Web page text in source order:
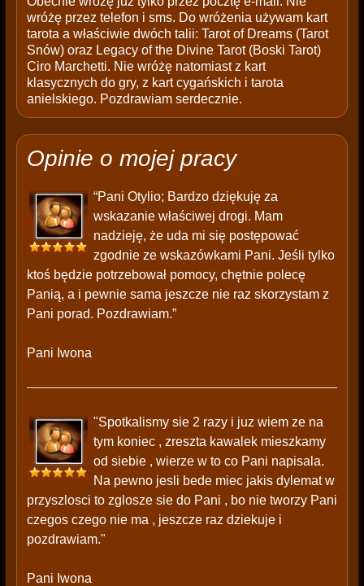
wróżę przez telefon i sms. Do wróżenia używam kart
tarota a właściwie dwóch talii: Tarot of Dreams (Tarot
Snów) oraz Legacy of the Divine Tarot (Boski Tarot)
Ciro Marchetti. Nie wróżę natomiast z kart
klasycznych do gry, z kart cygańskich i tarota
anielskiego. Pozdrawiam serdecznie.
Opinie o mojej pracy
“Pani Otylio; Bardzo dziękuję za
wskazanie właściwej drogi. Mam
nadzieję, że uda mi się postępować
zgodnie ze wskazówkami Pani. Jeśli tylko
ktoś będzie potrzebował pomocy, chętnie polecę
Panią, a i pewnie sama jeszcze nie raz skorzystam z
Pani porad. Pozdrawiam.”
Pani Iwona
"Spotkalismy sie 2 razy i juz wiem ze na
tym koniec , zreszta kawalek mieszkamy
od siebie , wierze w to co Pani napisala.
Na pewno jesli bede miec jakis dylemat w
przyszlosci to zglosze sie do Pani , bo nie tworzy Pani
czegos czego nie ma , jeszcze raz dziekuje i
pozdrawiam."
Pani Iwona